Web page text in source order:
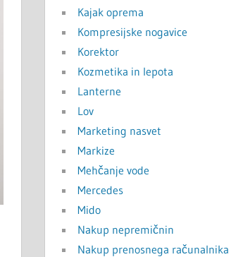
Kajak oprema
Kompresijske nogavice
Korektor
Kozmetika in lepota
Lanterne
Lov
Marketing nasvet
Markize
Mehčanje vode
Mercedes
Mido
Nakup nepremičnin
Nakup prenosnega računalnika